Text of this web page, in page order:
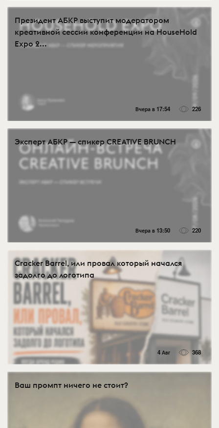
Президент АБКР выступит модератором
креативной сессии конференции на HouseHold
Expo 2...
Вчера в 17:54 226
Эксперт АБКР — спикер CREATIVE BRUNCH
Вчера в 13:50 220
Cracker Barrel, или провал который начался
задолго до логотипа
4 Авг 368
Ваш промпт ничего не стоит?